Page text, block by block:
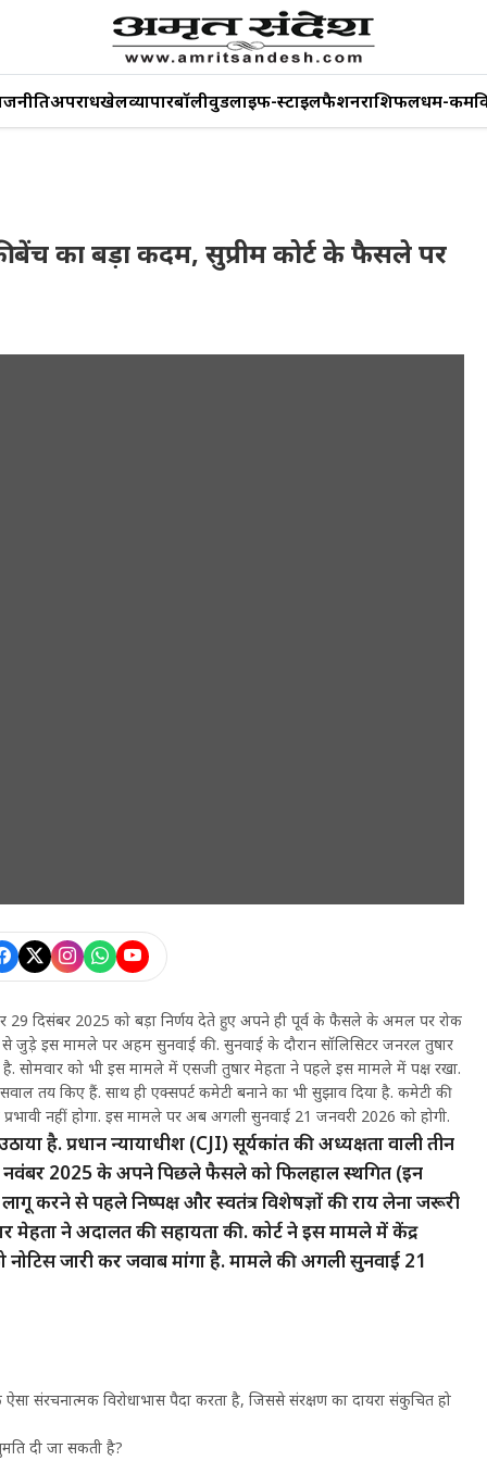
अपराधखेलव्यापारबॉलीवुडलाइफ-स्टाइलफैशनराशिफलधर्म-कर्म
बेंच का बड़ा कदम, सुप्रीम कोर्ट के फैसले पर
29 दिसंबर 2025 को बड़ा निर्णय देते हुए अपने ही पूर्व के फैसले के अमल पर रोक
से जुड़े इस मामले पर अहम सुनवाई की. सुनवाई के दौरान सॉलिसिटर जनरल तुषार
सोमवार को भी इस मामले में एसजी तुषार मेहता ने पहले इस मामले में पक्ष रखा.
तय किए हैं. साथ ही एक्‍सपर्ट कमेटी बनाने का भी सुझाव दिया है. कमेटी की
नहीं होगा. इस मामले पर अब अगली सुनवाई 21 जनवरी 2026 को होगी.
है. प्रधान न्यायाधीश (CJI) सूर्यकांत की अध्यक्षता वाली तीन
नवंबर 2025 के अपने पिछले फैसले को फिलहाल स्थगित (इन
करने से पहले निष्पक्ष और स्वतंत्र विशेषज्ञों की राय लेना जरूरी
मेहता ने अदालत की सहायता की. कोर्ट ने इस मामले में केंद्र
जारी कर जवाब मांगा है. मामले की अगली सुनवाई 21
संरचनात्मक विरोधाभास पैदा करता है, जिससे संरक्षण का दायरा संकुचित हो
दी जा सकती है?